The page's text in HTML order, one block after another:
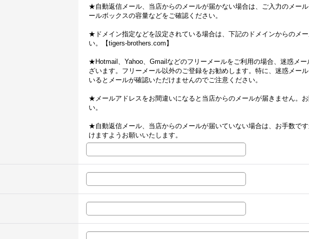
★自動返信メール、当店からのメールが届かない場合は、ご入力のメー
ールボックスの容量などをご確認ください。
★ドメイン指定などを設定されている場合は、下記のドメインからのメ
い。【tigers-brothers.com】
★Hotmail、Yahoo、Gmailなどのフリーメールをご利用の場合、迷惑メ
ざいます。フリーメール以外のご登録をお勧めします。特に、迷惑メー
いるとメールが確認いただけませんのでご注意ください。
★メールアドレスをお間違いになると当店からのメールが届きません。
い。
★自動返信メール、当店からのメールが届いていない場合は、お手数で
けますようお願いいたします。